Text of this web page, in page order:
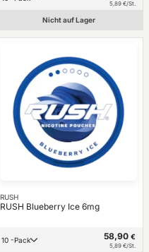
5,89 €/St.
Nicht auf Lager
RUSH
RUSH Blueberry Ice 6mg
10 -Pack 58,90 €
5,89 €/St.